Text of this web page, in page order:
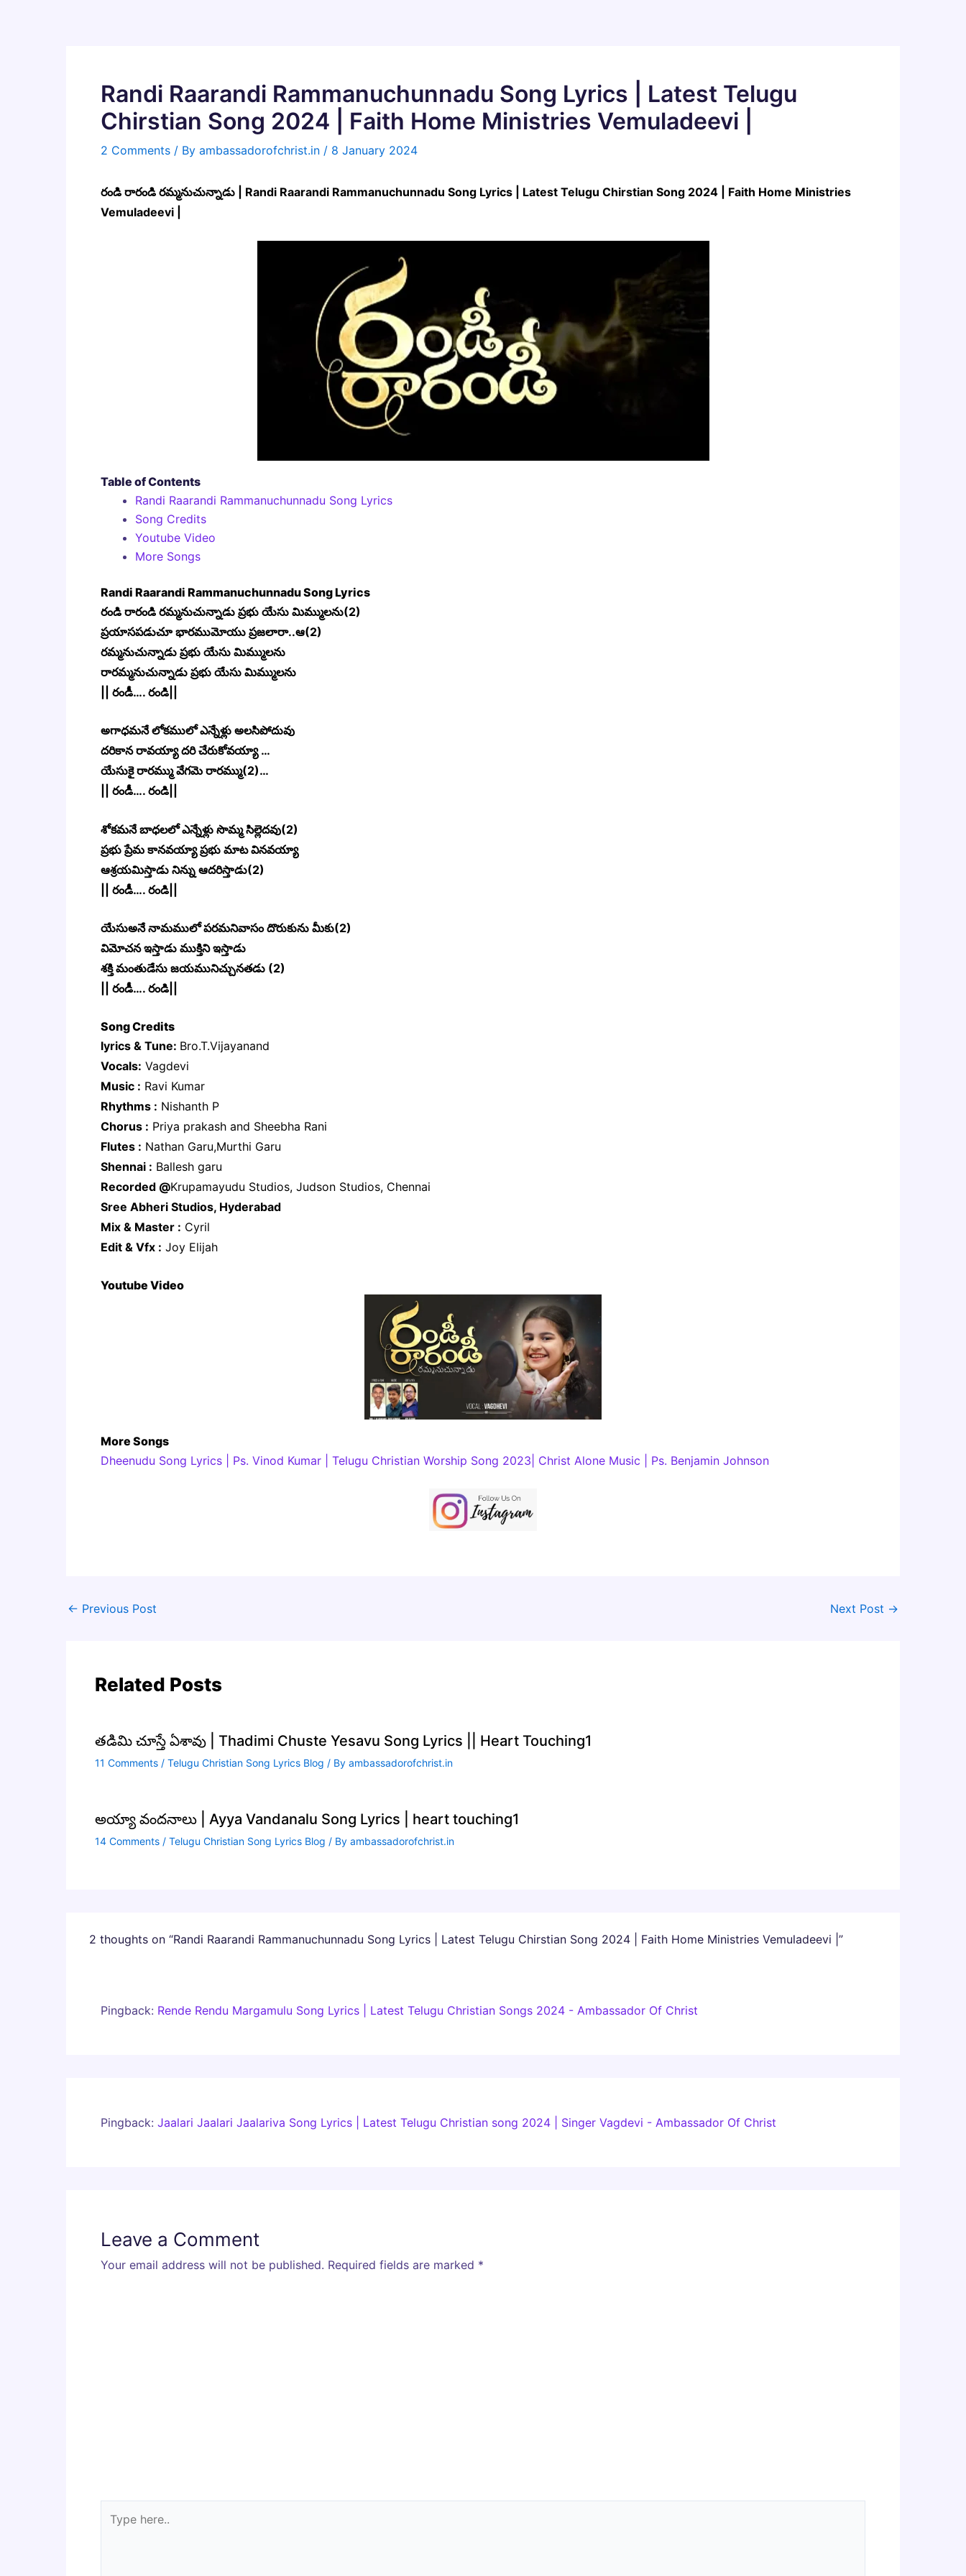
Randi Raarandi Rammanuchunnadu Song Lyrics | Latest Telugu
Chirstian Song 2024 | Faith Home Ministries Vemuladeevi |
2 Comments / By ambassadorofchrist.in / 8 January 2024
రండి రారండి రమ్మనుచున్నాడు | Randi Raarandi Rammanuchunnadu Song Lyrics | Latest Telugu Chirstian Song 2024 | Faith Home Ministries
Vemuladeevi |
Table of Contents
Randi Raarandi Rammanuchunnadu Song Lyrics
Song Credits
Youtube Video
More Songs
Randi Raarandi Rammanuchunnadu Song Lyrics
రండి రారండి రమ్మనుచున్నాడు ప్రభు యేసు మిమ్ములను(2)
ప్రయాసపడుచూ భారముమోయు ప్రజలారా..ఆ(2)
రమ్మనుచున్నాడు ప్రభు యేసు మిమ్ములను
రారమ్మనుచున్నాడు ప్రభు యేసు మిమ్ములను
|| రండీ…. రండి||
అగాధమనే లోకములో ఎన్నేళ్లు అలసిపోదువు
దరికాన రావయ్యా దరి చేరుకోవయ్యా …
యేసుకై రారమ్ము వేగమె రారమ్ము(2)…
|| రండీ…. రండి||
శోకమనే బాధలలో ఎన్నేళ్లు సొమ్మ సిల్లెదవు(2)
ప్రభు ప్రేమ కానవయ్యా ప్రభు మాట వినవయ్యా
ఆశ్రయమిస్తాడు నిన్ను ఆదరిస్తాడు(2)
|| రండీ…. రండి||
యేసుఅనే నామములో పరమనివాసం దొరుకును మీకు(2)
విమోచన ఇస్తాడు ముక్తిని ఇస్తాడు
శక్తి మంతుడేసు జయమునిచ్చునతడు (2)
|| రండీ…. రండి||
Song Credits
lyrics & Tune: Bro.T.Vijayanand
Vocals: Vagdevi
Music : Ravi Kumar
Rhythms : Nishanth P
Chorus : Priya prakash and Sheebha Rani
Flutes : Nathan Garu,Murthi Garu
Shennai : Ballesh garu
Recorded @Krupamayudu Studios, Judson Studios, Chennai
Sree Abheri Studios, Hyderabad
Mix & Master : Cyril
Edit & Vfx : Joy Elijah
Youtube Video
More Songs
Dheenudu Song Lyrics | Ps. Vinod Kumar | Telugu Christian Worship Song 2023| Christ Alone Music | Ps. Benjamin Johnson
← Previous Post Next Post →
Related Posts
తడిమి చూస్తే ఏశావు | Thadimi Chuste Yesavu Song Lyrics || Heart Touching1
11 Comments / Telugu Christian Song Lyrics Blog / By ambassadorofchrist.in
అయ్యా వందనాలు | Ayya Vandanalu Song Lyrics | heart touching1
14 Comments / Telugu Christian Song Lyrics Blog / By ambassadorofchrist.in
2 thoughts on “Randi Raarandi Rammanuchunnadu Song Lyrics | Latest Telugu Chirstian Song 2024 | Faith Home Ministries Vemuladeevi |”
Pingback: Rende Rendu Margamulu Song Lyrics | Latest Telugu Christian Songs 2024 - Ambassador Of Christ
Pingback: Jaalari Jaalari Jaalariva Song Lyrics | Latest Telugu Christian song 2024 | Singer Vagdevi - Ambassador Of Christ
Leave a Comment
Your email address will not be published. Required fields are marked *
here..